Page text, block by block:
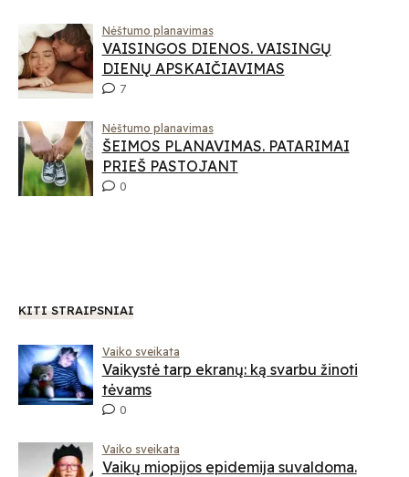
Nėštumo planavimas
VAISINGOS DIENOS. VAISINGŲ
DIENŲ APSKAIČIAVIMAS
7
Nėštumo planavimas
ŠEIMOS PLANAVIMAS. PATARIMAI
PRIEŠ PASTOJANT
0
KITI STRAIPSNIAI
Vaiko sveikata
Vaikystė tarp ekranų: ką svarbu žinoti
tėvams
0
Vaiko sveikata
Vaikų miopijos epidemija suvaldoma.